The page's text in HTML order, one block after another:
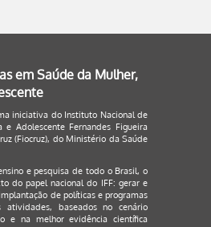
em Saúde da Mulher,
iniciativa do Instituto Nacional de
Adolescente Fernandes Figueira
(Fiocruz), do Ministério da Saúde
e pesquisa de todo o Brasil, o
do papel nacional do IFF: gerar e
de políticas e programas
baseados no cenário
e na melhor evidência científica